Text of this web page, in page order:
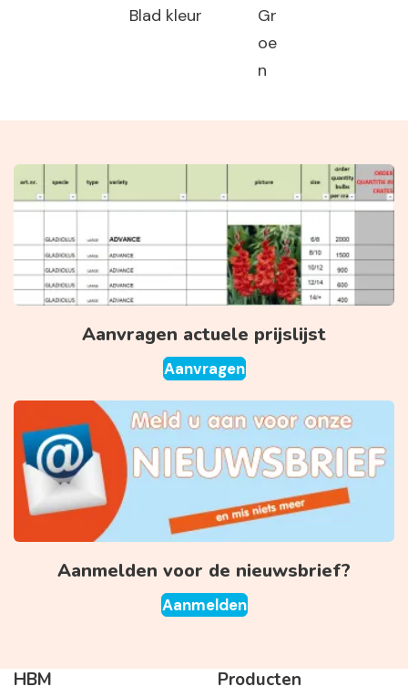
Blad kleur
Gr
oe
n
Aanvragen actuele prijslijst
Aanvragen
Aanmelden voor de nieuwsbrief?
Aanmelden
HBM Producten